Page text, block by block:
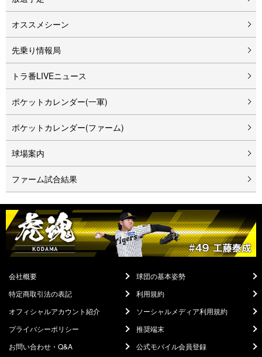
オススメシーン
先乗り情報局
トラ番LIVEニュース
ポケットカレンダー(一軍)
ポケットカレンダー(ファーム)
球場案内
ファーム試合結果
会社概要
球団の基本姿勢
特定商取引法の表記
利用規約
オフィシャルアカウント紹介
ソーシャルメディア利用規約
プライバシーポリシー
推奨端末
お問い合わせ・Q&A
公式モバイル会員登録